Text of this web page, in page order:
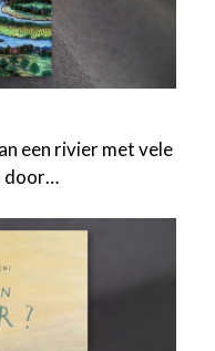
een rivier met vele
door…